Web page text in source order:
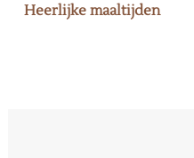
Heerlijke maaltijden